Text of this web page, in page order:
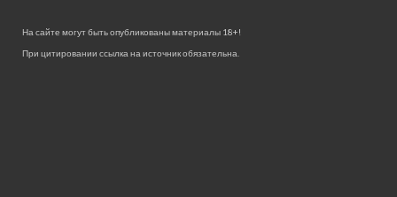
На сайте могут быть опубликованы материалы 18+!
При цитировании ссылка на источник обязательна.